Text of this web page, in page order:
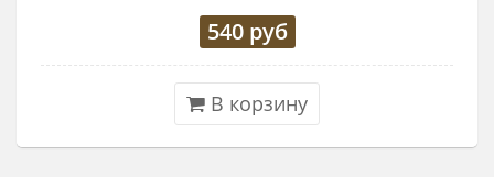
540руб
В корзину